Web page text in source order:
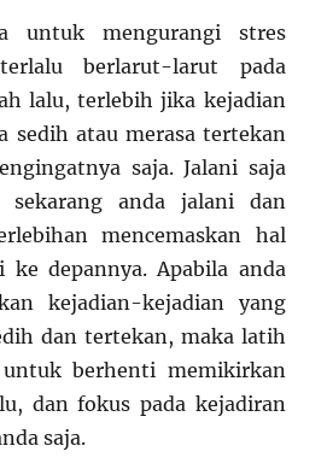
untuk mengurangi stres
berlarut-larut pada
lalu, terlebih jika kejadian
sedih atau merasa tertekan
saja. Jalani saja
anda jalani dan
mencemaskan hal
ke depannya. Apabila anda
kejadian-kejadian yang
dan tertekan, maka latih
berhenti memikirkan
dan fokus pada kejadiran
saja.